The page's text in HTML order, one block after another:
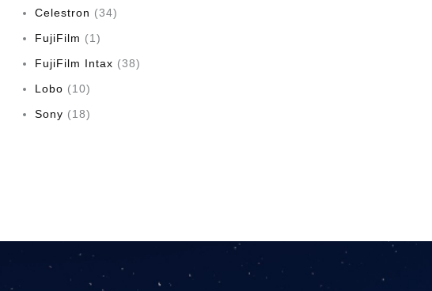
Celestron (34)
FujiFilm (1)
FujiFilm Intax (38)
Lobo (10)
Sony (18)